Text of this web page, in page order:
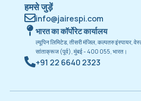
हमसे जुड़ें
info@jairespi.com
भारत का कॉर्पोरेट कार्यालय
ल्यूपिन लिमिटेड, तीसरी मंजिल, कल्पतरु इंस्पायर,
सांताक्रूज (पूर्व), मुंबई - 400 055, भारत।
+91 22 6640 2323